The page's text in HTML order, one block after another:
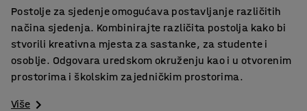
Postolje za sjedenje omogućava postavljanje različitih
načina sjedenja. Kombinirajte različita postolja kako bi
stvorili kreativna mjesta za sastanke, za studente i
osoblje. Odgovara uredskom okruženju kao i u otvorenim
prostorima i školskim zajedničkim prostorima.
Više